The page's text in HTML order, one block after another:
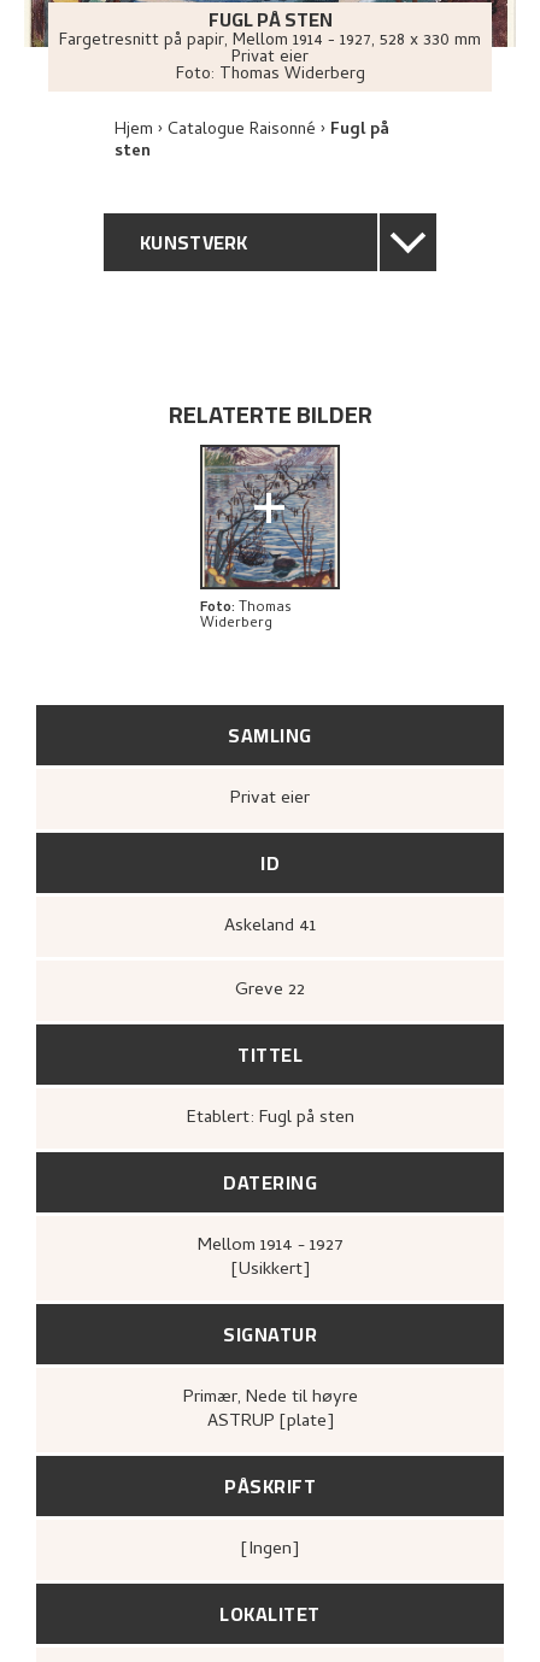
FUGL PÅ STEN
Fargetresnitt på papir, Mellom 1914 - 1927, 528 x 330 mm
Privat eier
Foto: Thomas Widerberg
Hjem Catalogue Raisonné Fugl på
sten
KUNSTVERK
PROVENIENS
UTFORSK
SAMLING
Privat eier
ID
Askeland 41
Greve 22
TITTEL
Etablert: Fugl på sten
DATERING
Mellom 1914 - 1927
[Usikkert]
SIGNATUR
Primær, Nede til høyre
ASTRUP [plate]
PÅSKRIFT
[ingen]
RELATERTE BILDER
+
Foto: Thomas
Widerberg
LOKALITET